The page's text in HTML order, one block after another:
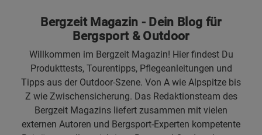
Bergzeit Magazin - Dein Blog für
Bergsport & Outdoor
Willkommen im Bergzeit Magazin! Hier findest Du
Produkttests, Tourentipps, Pflegeanleitungen und
Tipps aus der Outdoor-Szene. Von A wie Alpspitze bis
Z wie Zwischensicherung. Das Redaktionsteam des
Bergzeit Magazins liefert zusammen mit vielen
externen Autoren und Bergsport-Experten kompetente